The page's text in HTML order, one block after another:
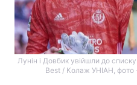
Лунін і Довбик увійшли до
Best / Колаж УНІАН, фото